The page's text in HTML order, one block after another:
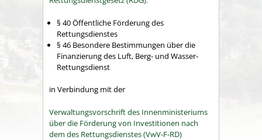
§ 40 Öffentliche Förderung des
Rettungsdienstes
§ 46 Besondere Bestimmungen über die
Finanzierung des Luft, Berg- und Wasser-
Rettungsdienst
in Verbindung mit der
Verwaltungsvorschrift des Innenministeriums
über die Förderung von Investitionen nach
dem des Rettungsdienstes (VwV-F-RD)